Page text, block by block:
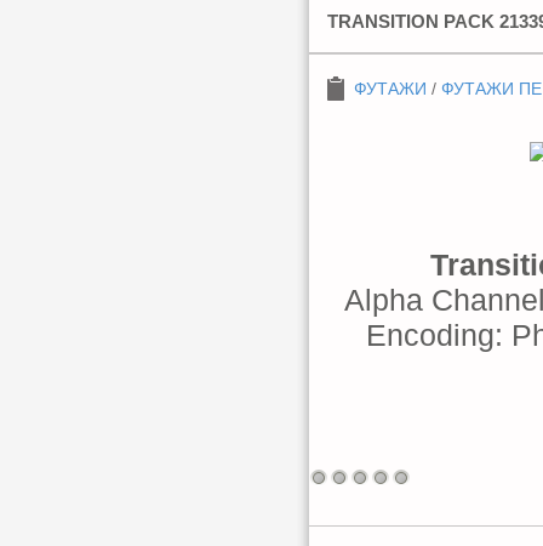
TRANSITION PACK
ФУТАЖИ / ФУТАЖИ
Alpha
Encoding: